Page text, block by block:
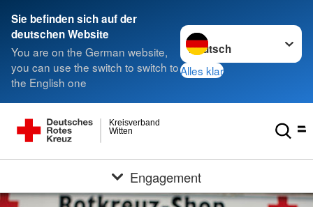
Sie befinden sich auf der
deutschen Website
You are on the German website,
you can use the switch to switch to
the English one
Sprache wechseln zu
Alles klar
Witten
Kreisverband
Engagement